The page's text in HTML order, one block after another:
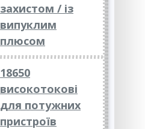
захистом / із
випуклим
плюсом
18650
високотокові
для потужних
пристроїв